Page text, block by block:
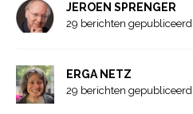
JEROEN SPRENGER
29 berichten gepubliceerd
ERGA NETZ
29 berichten gepubliceerd